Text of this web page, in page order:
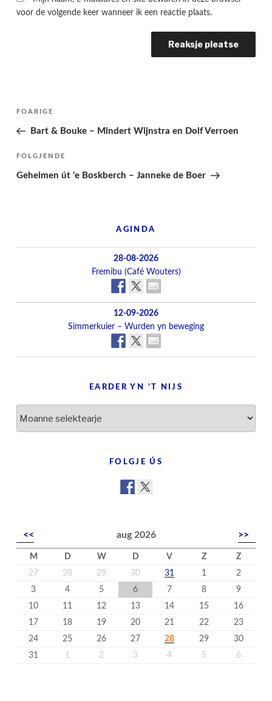
voor de volgende keer wanneer ik een reactie plaats.
Berichtnavigatie
Folgjende
pagina
FOARIGE
Bart & Bouke – Mindert Wijnstra en Dolf Verroen
Folgjend
berjocht
FOLGJENDE
Geheimen út ‘e Boskberch – Janneke de Boer
AGINDA
28-08-2026
Fremibu (Café Wouters)
12-09-2026
Simmerkuier – Wurden yn beweging
EARDER YN ’T NIJS
yn
FOLGJE ÚS
<< aug 2026 >>
M D W D V Z
Z
27
28 29 30 31 1
2
3
4 5 6 7 8
9
10
11 12 13 14 15
16
17
18 19 20 21 22
23
24
25 26 27 28 29
30
31
1 2 3 4 5 6